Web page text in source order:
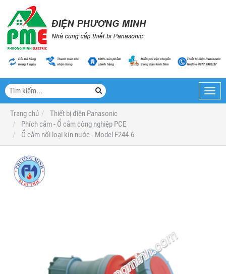
Trang chủ
Thiết bị điện Panasonic
Phích cắm - Ổ cắm công nghiệp PCE
Ổ cắm nối loại kín nước - Model F244-6